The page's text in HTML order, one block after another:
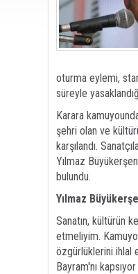
oturma eylemi,
süreyle
Karara
şehri olan ve
karşılandı.
Yılmaz
bulundu.
Yılmaz
Sanatın, kültürün
etmeliyim.
özgürlüklerini ihlal
Bayram'nı